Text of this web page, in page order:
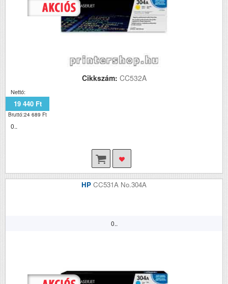
Cikkszám: CC532A
Nettó:
19 440 Ft
Bruttó:24 689 Ft
0..
HP CC531A No.304A
0..